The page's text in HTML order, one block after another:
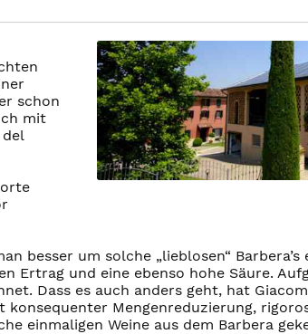
schon
mit
besser um solche „lieblosen“
Ertrag und eine ebenso hohe Säure.
Dass es auch anders geht, hat
Mengenreduzierung,
einmaligen Weine aus dem Barbera